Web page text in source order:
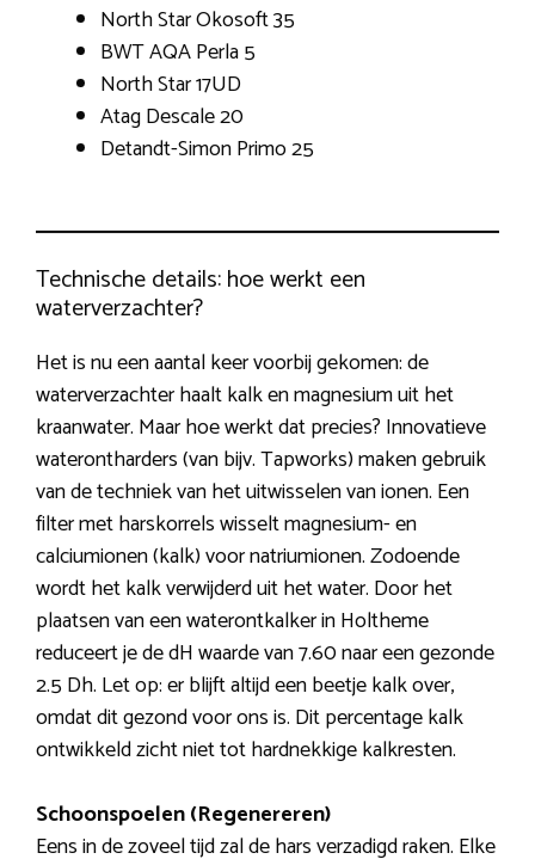
North Star Okosoft 35
BWT AQA Perla 5
North Star 17UD
Atag Descale 20
Detandt-Simon Primo 25
Technische details: hoe werkt een
waterverzachter?
Het is nu een aantal keer voorbij gekomen: de
waterverzachter haalt kalk en magnesium uit het
kraanwater. Maar hoe werkt dat precies? Innovatieve
waterontharders (van bijv. Tapworks) maken gebruik
van de techniek van het uitwisselen van ionen. Een
filter met harskorrels wisselt magnesium- en
calciumionen (kalk) voor natriumionen. Zodoende
wordt het kalk verwijderd uit het water. Door het
plaatsen van een waterontkalker in Holtheme
reduceert je de dH waarde van 7.60 naar een gezonde
2.5 Dh. Let op: er blijft altijd een beetje kalk over,
omdat dit gezond voor ons is. Dit percentage kalk
ontwikkeld zicht niet tot hardnekkige kalkresten.
Schoonspoelen (Regenereren)
Eens in de zoveel tijd zal de hars verzadigd raken. Elke